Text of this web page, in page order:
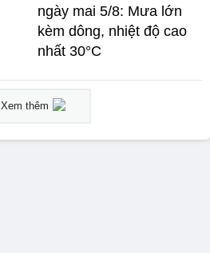
ngày mai 5/8: Mưa lớn
kèm dông, nhiệt độ cao
nhất 30°C
Xem thêm